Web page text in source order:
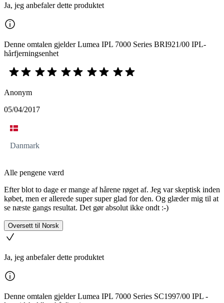
Ja, jeg anbefaler dette produktet
Denne omtalen gjelder Lumea IPL 7000 Series BRI921/00 IPL-
hårfjerningsenhet
Anonym
05/04/2017
Danmark
Alle pengene værd
Efter blot to dage er mange af hårene røget af. Jeg var skeptisk inden
købet, men er allerede super super glad for den. Og glæder mig til at
se næste gangs resultat. Det gør absolut ikke ondt :-)
Oversett til Norsk
Ja, jeg anbefaler dette produktet
Denne omtalen gjelder Lumea IPL 7000 Series SC1997/00 IPL -